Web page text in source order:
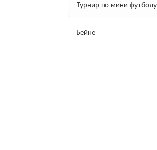
Турнир по мини футболу
Бейне